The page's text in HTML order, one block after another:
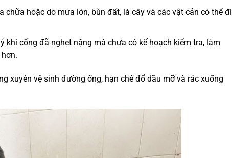
chữa hoặc do mưa lớn, bùn đất, lá cây và các vật cản có thể đi
khi cống đã nghẹt nặng mà chưa có kế hoạch kiểm tra, làm
xuyên vệ sinh đường ống, hạn chế đổ dầu mỡ và rác xuống